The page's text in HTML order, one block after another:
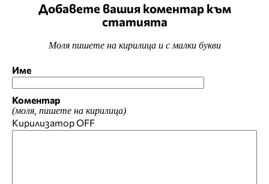
Добавете вашия коментар към
статията
Моля пишете на кирилица и с малки букви
Име
Коментар
(моля, пишете на кирилица)
КирилизаторOFF